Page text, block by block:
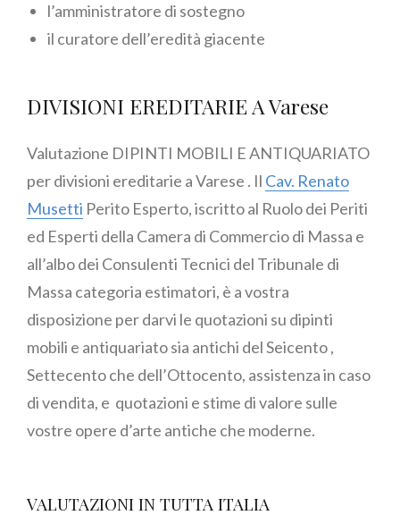
l’amministratore di sostegno
il curatore dell’eredità giacente
DIVISIONI EREDITARIE A Varese
Valutazione DIPINTI MOBILI E ANTIQUARIATO
per divisioni ereditarie a Varese . Il Cav. Renato
Musetti Perito Esperto, iscritto al Ruolo dei Periti
ed Esperti della Camera di Commercio di Massa e
all’albo dei Consulenti Tecnici del Tribunale di
Massa categoria estimatori, è a vostra
disposizione per darvi le quotazioni su dipinti
mobili e antiquariato sia antichi del Seicento ,
Settecento che dell’Ottocento, assistenza in caso
di vendita, e quotazioni e stime di valore sulle
vostre opere d’arte antiche che moderne.
VALUTAZIONI IN TUTTA ITALIA